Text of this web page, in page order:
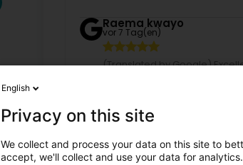
Raema kwayo
vor 7 Tag(en)
(Translated by Google)
Illia
vor 7 Tag(en)
The waiters are very nice as
English
Privacy on this site
We collect and process your data on this site to
accept, we'll collect and use your data for